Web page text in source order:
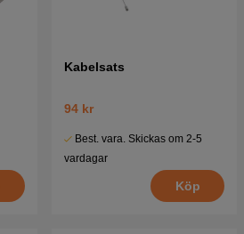
Kabelsats
94 kr
Best. vara. Skickas om 2-5
vardagar
Köp